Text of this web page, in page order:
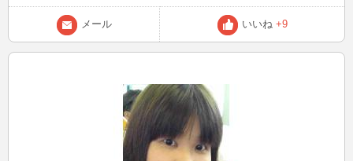
メール いいね +9